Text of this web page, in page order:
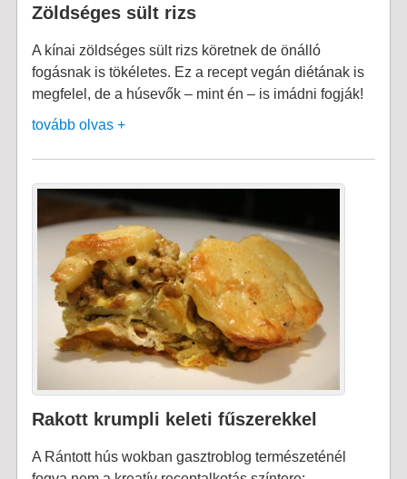
Zöldséges sült rizs
A kínai zöldséges sült rizs köretnek de önálló
fogásnak is tökéletes. Ez a recept vegán diétának is
megfelel, de a húsevők – mint én – is imádni fogják!
tovább olvas +
Rakott krumpli keleti fűszerekkel
A Rántott hús wokban gasztroblog természeténél